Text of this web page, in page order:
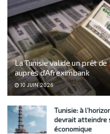
La Tunisie valide un prêt
auprès d’Afreximbank
10 JUIN 2026
Tunisie: à
devrait atteindre
économique